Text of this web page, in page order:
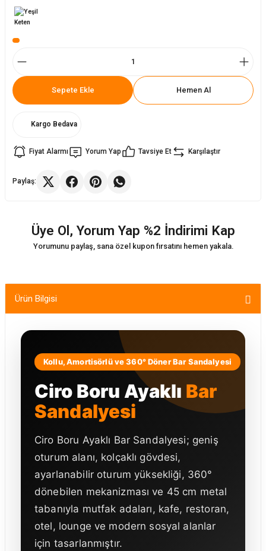
Sandalye
Sepete Ekle Hemen Al
Kargo Bedava
Fiyat Alarmı Yorum Yap Tavsiye Et Karşılaştır
Paylaş:
Üye Ol, Yorum Yap %2 İndirimi Kap
Yorumunu paylaş, sana özel kupon fırsatını hemen yakala.
Ürün Bilgisi
Kollu, Amortisörlü ve 360° Döner Bar Sandalyesi
Ciro Boru Ayaklı Bar
Sandalyesi
Ciro Boru Ayaklı Bar Sandalyesi; geniş
oturum alanı, kolçaklı gövdesi,
ayarlanabilir oturum yüksekliği, 360°
dönebilen mekanizması ve 45 cm metal
tabanıyla mutfak adaları, kafe, restoran,
otel, lounge ve modern sosyal alanlar
için tasarlanmıştır.